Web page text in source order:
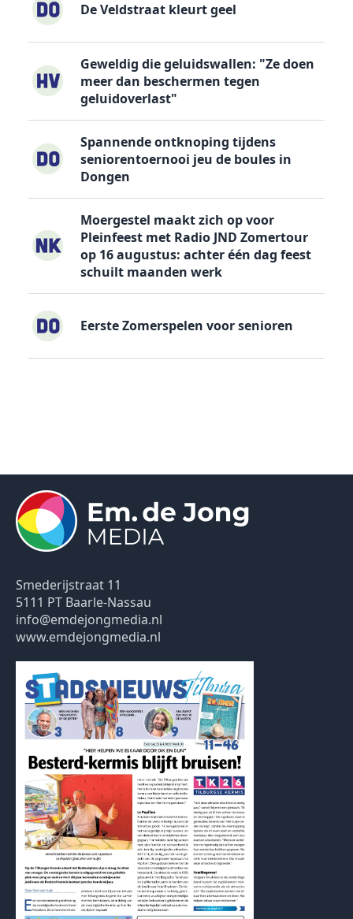
De Veldstraat kleurt geel
Geweldig die geluidswallen: "Ze doen
meer dan beschermen tegen
geluidoverlast"
Spannende ontknoping tijdens
seniorentoernooi jeu de boules in
Dongen
Moergestel maakt zich op voor
Pleinfeest met Radio JND Zomertour
op 16 augustus: achter één dag feest
schuilt maanden werk
Eerste Zomerspelen voor senioren
Smederijstraat 11
5111 PT Baarle-Nassau
info@emdejongmedia.nl
www.emdejongmedia.nl